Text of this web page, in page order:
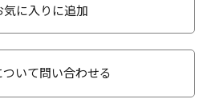
気に入りに追加
いて問い合わせる